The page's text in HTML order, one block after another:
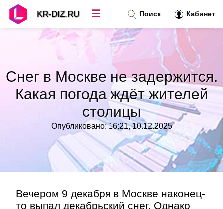
Снег в Москве не задержится.
Какая погода ждёт жителей
столицы
Опубликовано: 16:21, 10.12.2025
Вечером 9 декабря в Москве наконец-
то выпал декабрьский снег. Однако
Поиск Кабинет
KR-DIZ.RU ☰
Топ новостей »
»
Контакт»